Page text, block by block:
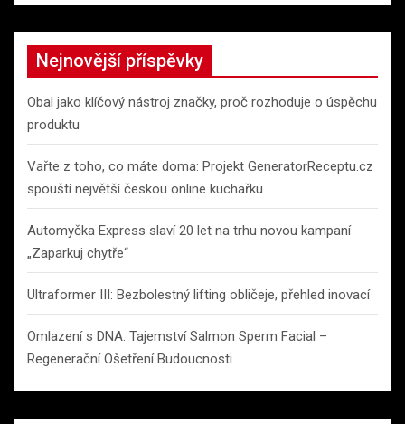
Nejnovější příspěvky
Obal jako klíčový nástroj značky, proč rozhoduje o úspěchu
produktu
Vařte z toho, co máte doma: Projekt GeneratorReceptu.cz
spouští největší českou online kuchařku
Automyčka Express slaví 20 let na trhu novou kampaní
„Zaparkuj chytře“
Ultraformer III: Bezbolestný lifting obličeje, přehled inovací
Omlazení s DNA: Tajemství Salmon Sperm Facial –
Regenerační Ošetření Budoucnosti